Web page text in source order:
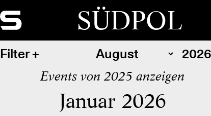
SÜDPOL
Filter
Events von 2025 anzeigen
Januar 2026